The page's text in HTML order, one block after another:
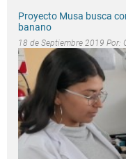
Proyecto Musa busca
banano
18 de Septiembre 2019 Por: